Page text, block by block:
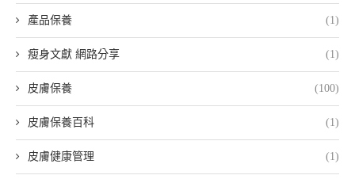
產品保養 (1)
瘦身文獻 網路分享 (1)
皮膚保養 (100)
皮膚保養百科 (1)
皮膚健康管理 (1)